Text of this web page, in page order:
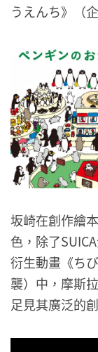
うえんち》（
坂崎在創作繪
色，除了
衍生動畫《ち
襲）中，摩斯
足見其廣泛的